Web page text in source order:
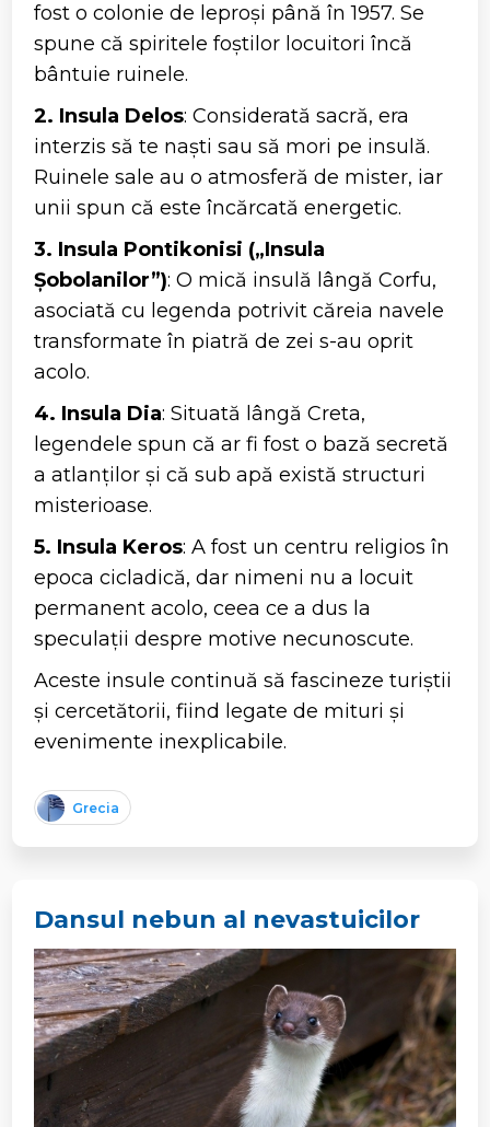
fost o colonie de leproși până în 1957. Se
spune că spiritele foștilor locuitori încă
bântuie ruinele.
2. Insula Delos: Considerată sacră, era
interzis să te naști sau să mori pe insulă.
Ruinele sale au o atmosferă de mister, iar
unii spun că este încărcată energetic.
3. Insula Pontikonisi („Insula
Șobolanilor”): O mică insulă lângă Corfu,
asociată cu legenda potrivit căreia navele
transformate în piatră de zei s-au oprit
acolo.
4. Insula Dia: Situată lângă Creta,
legendele spun că ar fi fost o bază secretă
a atlanților și că sub apă există structuri
misterioase.
5. Insula Keros: A fost un centru religios în
epoca cicladică, dar nimeni nu a locuit
permanent acolo, ceea ce a dus la
speculații despre motive necunoscute.
Aceste insule continuă să fascineze turiștii
și cercetătorii, fiind legate de mituri și
evenimente inexplicabile.
Grecia
Dansul nebun al nevastuicilor